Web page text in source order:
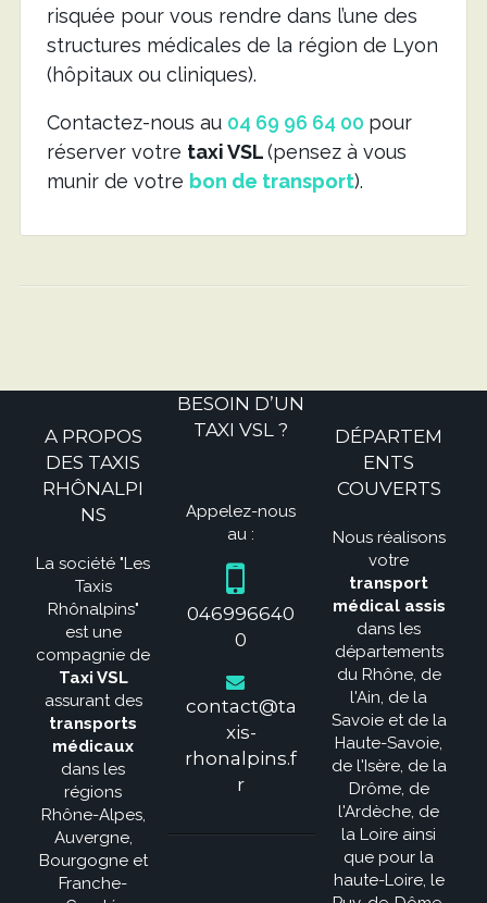
risquée pour vous rendre dans l’une des
structures médicales de la région de Lyon
(hôpitaux ou cliniques).
Contactez-nous au 04 69 96 64 00 pour
réserver votre taxi VSL(pensez à vous
munir de votre bon de transport).
A PROPOS
DES TAXIS
RHÔNALPI
NS
La société "Les
Taxis
Rhônalpins"
est une
compagnie de
Taxi VSL
assurant des
transports
médicaux
dans les
régions
Rhône-Alpes,
Auvergne,
Bourgogne et
Franche-
BESOIN D’UN
TAXI VSL ?
Appelez-nous
au :
046996640
0
contact@ta
xis-
rhonalpins.f
r
DÉPARTEM
ENTS
COUVERTS
Nous réalisons
votre
transport
médical assis
dans les
départements
du Rhône, de
l'Ain, de la
Savoie et de la
Haute-Savoie,
de l'Isère, de la
Drôme, de
l'Ardèche, de
la Loire ainsi
que pour la
haute-Loire, le